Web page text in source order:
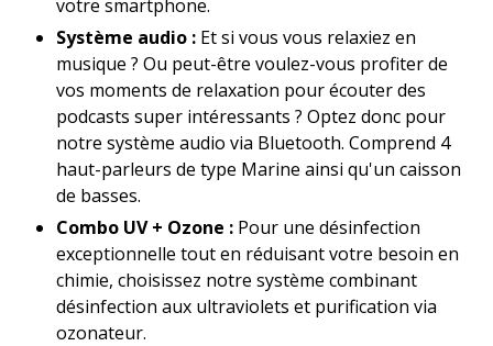
votre smartphone.
Système audio :Et si vous vous relaxiez en
musique ? Ou peut-être voulez-vous profiter de
vos moments de relaxation pour écouter des
podcasts super intéressants ? Optez donc pour
notre système audio via Bluetooth. Comprend 4
haut-parleurs de type Marine ainsi qu'un caisson
de basses.
Combo UV + Ozone :Pour une désinfection
exceptionnelle tout en réduisant votre besoin en
chimie, choisissez notre système combinant
désinfection aux ultraviolets et purification via
ozonateur.